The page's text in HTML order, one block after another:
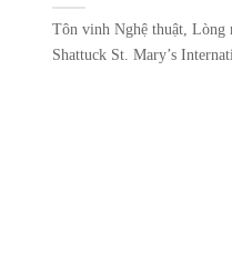
Tôn vinh Nghệ thuật, Lòng
Shattuck St. Mary’s